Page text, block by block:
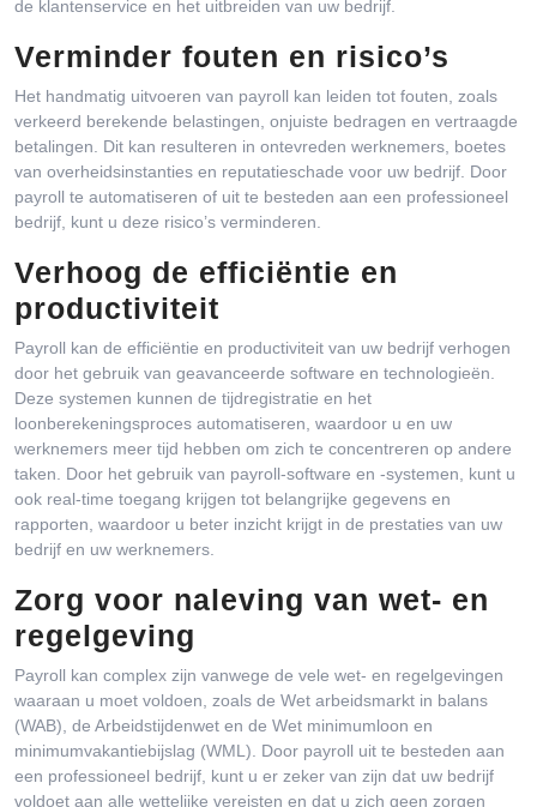
de klantenservice en het uitbreiden van uw bedrijf.
Verminder fouten en risico’s
Het handmatig uitvoeren van payroll kan leiden tot fouten, zoals
verkeerd berekende belastingen, onjuiste bedragen en vertraagde
betalingen. Dit kan resulteren in ontevreden werknemers, boetes
van overheidsinstanties en reputatieschade voor uw bedrijf. Door
payroll te automatiseren of uit te besteden aan een professioneel
bedrijf, kunt u deze risico’s verminderen.
Verhoog de efficiëntie en
productiviteit
Payroll kan de efficiëntie en productiviteit van uw bedrijf verhogen
door het gebruik van geavanceerde software en technologieën.
Deze systemen kunnen de tijdregistratie en het
loonberekeningsproces automatiseren, waardoor u en uw
werknemers meer tijd hebben om zich te concentreren op andere
taken. Door het gebruik van payroll-software en -systemen, kunt u
ook real-time toegang krijgen tot belangrijke gegevens en
rapporten, waardoor u beter inzicht krijgt in de prestaties van uw
bedrijf en uw werknemers.
Zorg voor naleving van wet- en
regelgeving
Payroll kan complex zijn vanwege de vele wet- en regelgevingen
waaraan u moet voldoen, zoals de Wet arbeidsmarkt in balans
(WAB), de Arbeidstijdenwet en de Wet minimumloon en
minimumvakantiebijslag (WML). Door payroll uit te besteden aan
een professioneel bedrijf, kunt u er zeker van zijn dat uw bedrijf
voldoet aan alle wettelijke vereisten en dat u zich geen zorgen